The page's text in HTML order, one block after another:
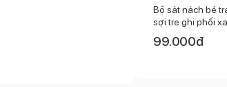
Bộ sát nách bé
sợi tre ghi phối
99.000đ